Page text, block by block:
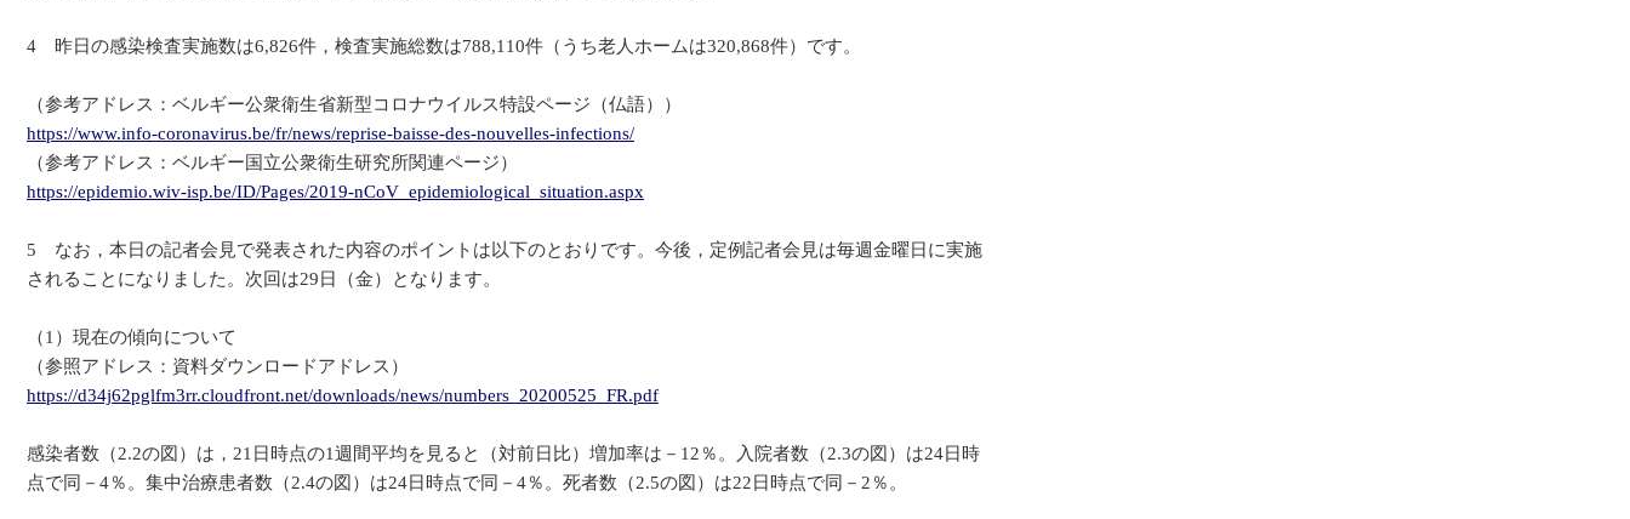
4 昨日の感染検査実施数は6,826件，検査実施総数は788,110件（うち老人ホームは320,868件）です。
（参考アドレス：ベルギー公衆衛生省新型コロナウイルス特設ページ（仏語））
https://www.info-coronavirus.be/fr/news/reprise-baisse-des-nouvelles-infections/
（参考アドレス：ベルギー国立公衆衛生研究所関連ページ）
https://epidemio.wiv-isp.be/ID/Pages/2019-nCoV_epidemiological_situation.aspx
5 なお，本日の記者会見で発表された内容のポイントは以下のとおりです。今後，定例記者会見は毎週金曜日に実施
されることになりました。次回は29日（金）となります。
（1）現在の傾向について
（参照アドレス：資料ダウンロードアドレス）
https://d34j62pglfm3rr.cloudfront.net/downloads/news/numbers_20200525_FR.pdf
感染者数（2.2の図）は，21日時点の1週間平均を見ると（対前日比）増加率は－12％。入院者数（2.3の図）は24日時
点で同－4％。集中治療患者数（2.4の図）は24日時点で同－4％。死者数（2.5の図）は22日時点で同－2％。